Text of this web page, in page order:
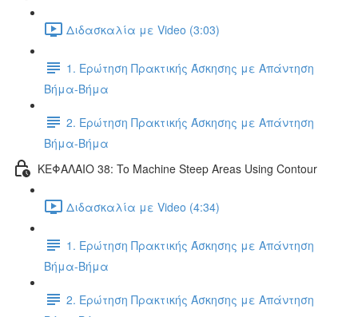
Διδασκαλία με Video (3:03)
1. Ερώτηση Πρακτικής Άσκησης με Απάντηση
Βήμα-Βήμα
2. Ερώτηση Πρακτικής Άσκησης με Απάντηση
Βήμα-Βήμα
ΚΕΦΑΛΑΙΟ 38: To Machine Steep Areas Using Contour
Διδασκαλία με Video (4:34)
1. Ερώτηση Πρακτικής Άσκησης με Απάντηση
Βήμα-Βήμα
2. Ερώτηση Πρακτικής Άσκησης με Απάντηση